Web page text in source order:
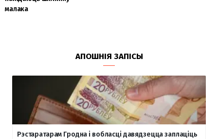
малака
АПОШНІЯ ЗАПІСЫ
Рэстаратарам Гродна і вобласці давядзецца заплаціць